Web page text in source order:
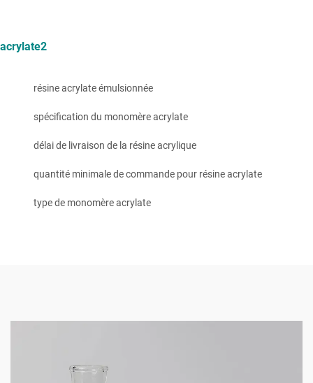
acrylate2
résine acrylate émulsionnée
spécification du monomère acrylate
délai de livraison de la résine acrylique
quantité minimale de commande pour résine acrylate
type de monomère acrylate